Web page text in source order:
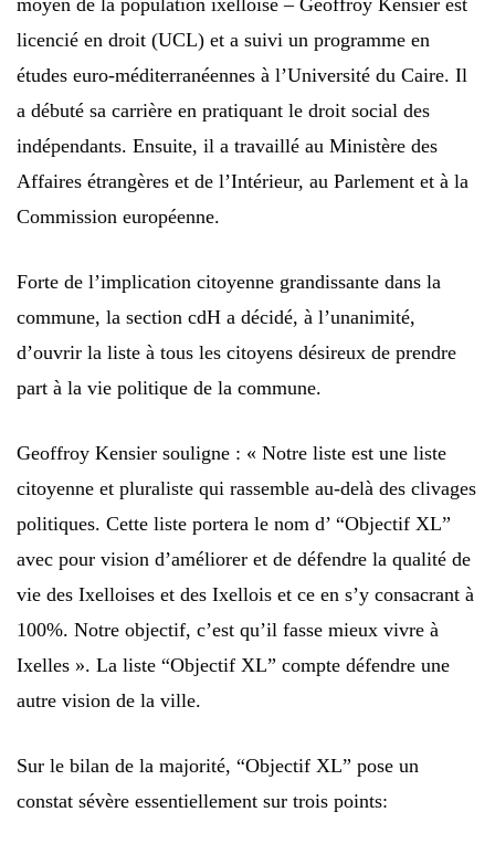
moyen de la population ixelloise – Geoffroy Kensier est
licencié en droit (UCL) et a suivi un programme en
études euro-méditerranéennes à l’Université du Caire. Il
a débuté sa carrière en pratiquant le droit social des
indépendants. Ensuite, il a travaillé au Ministère des
Affaires étrangères et de l’Intérieur, au Parlement et à la
Commission européenne.
Forte de l’implication citoyenne grandissante dans la
commune, la section cdH a décidé, à l’unanimité,
d’ouvrir la liste à tous les citoyens désireux de prendre
part à la vie politique de la commune.
Geoffroy Kensier souligne : « Notre liste est une liste
citoyenne et pluraliste qui rassemble au-delà des clivages
politiques. Cette liste portera le nom d’ “Objectif XL”
avec pour vision d’améliorer et de défendre la qualité de
vie des Ixelloises et des Ixellois et ce en s’y consacrant à
100%. Notre objectif, c’est qu’il fasse mieux vivre à
Ixelles ». La liste “Objectif XL” compte défendre une
autre vision de la ville.
Sur le bilan de la majorité, “Objectif XL” pose un
constat sévère essentiellement sur trois points: